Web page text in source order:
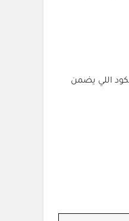
اللي يضمن